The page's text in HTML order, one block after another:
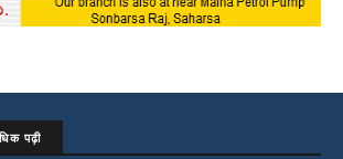
पढ़ी